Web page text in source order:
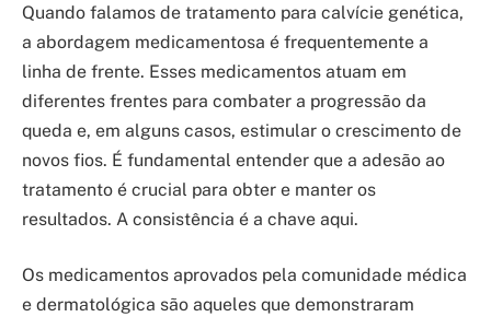
Quando falamos de tratamento para calvície genética,
a abordagem medicamentosa é frequentemente a
linha de frente. Esses medicamentos atuam em
diferentes frentes para combater a progressão da
queda e, em alguns casos, estimular o crescimento de
novos fios. É fundamental entender que a adesão ao
tratamento é crucial para obter e manter os
resultados. A consistência é a chave aqui.
Os medicamentos aprovados pela comunidade médica
e dermatológica são aqueles que demonstraram